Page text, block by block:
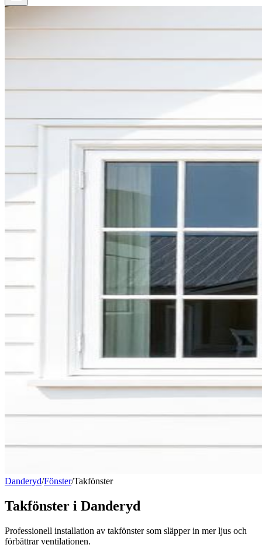
Danderyd/Fönster/Takfönster
Takfönster i Danderyd
Professionell installation av takfönster som släpper in mer ljus och
förbättrar ventilationen.